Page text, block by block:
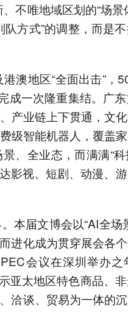
不唯地域区划的“场景
方式”的调整，而是
澳地区“全面出击”，
成一次隆重集结。广
产业链上下贯通，文
级智能机器人，覆盖
、全业态，而满满“科
影视、短剧、动漫、
本届文博会以“AI全场
进化成为贯穿展会各
会议在深圳举办
亚太地区特色商品、
洽谈、贸易为一体的